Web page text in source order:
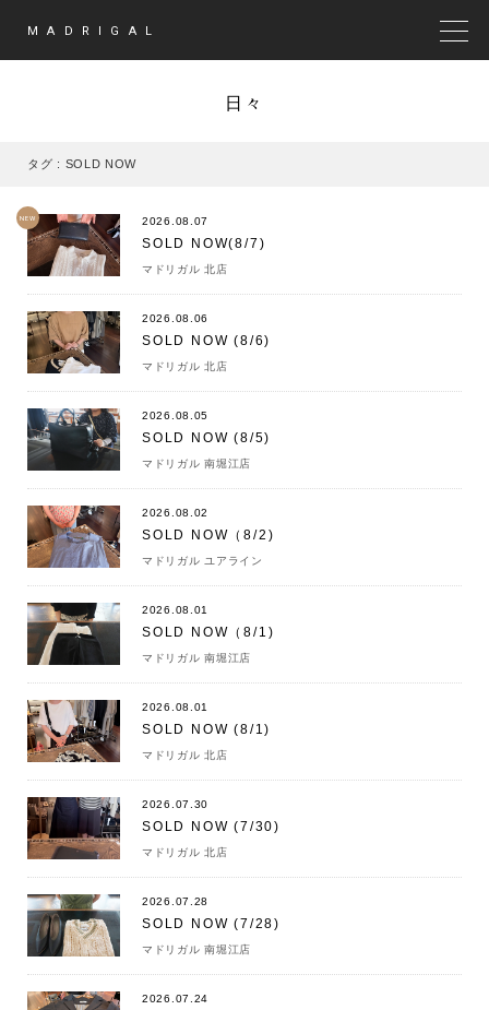
MADRIGAL
日々
タグ : SOLD NOW
NEW 2026.08.07
SOLD NOW(8/7)
マドリガル 北店
2026.08.06
SOLD NOW (8/6)
マドリガル 北店
2026.08.05
SOLD NOW (8/5)
マドリガル 南堀江店
2026.08.02
SOLD NOW（8/2)
マドリガル ユアライン
2026.08.01
SOLD NOW（8/1)
マドリガル 南堀江店
2026.08.01
SOLD NOW (8/1)
マドリガル 北店
2026.07.30
SOLD NOW (7/30)
マドリガル 北店
2026.07.28
SOLD NOW (7/28)
マドリガル 南堀江店
2026.07.24